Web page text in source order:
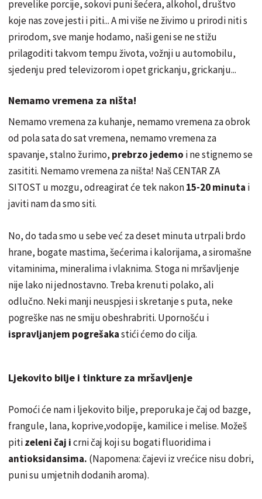
prevelike porcije, sokovi puni šećera, alkohol,društvo
koje nas zove jesti i piti... A mi više ne živimo u prirodi niti s
prirodom, sve manje hodamo, naši geni se ne stižu
prilagoditi takvom tempu života, vožnji u automobilu,
sjedenju pred televizorom i opet grickanju, grickanju...
Nemamo vremena za ništa!
Nemamo vremena za kuhanje, nemamo vremena za obrok
od pola sata do sat vremena, nemamo vremena za
spavanje, stalno žurimo, prebrzo jedemo i ne stignemo se
zasititi. Nemamo vremena za ništa! Naš CENTAR ZA
SITOST u mozgu, odreagirat će tek nakon15-20 minuta i
javiti nam da smo siti.
No, do tada smo u sebe već za deset minuta utrpali brdo
hrane, bogate mastima, šećerimai kalorijama, a siromašne
vitaminima, mineralima i vlaknima. Stoga ni mršavljenje
nije lako ni jednostavno. Treba krenuti polako, ali
odlučno. Neki manji neuspjesi i skretanje s puta, neke
pogreške nas ne smiju obeshrabriti. Upornošću i
ispravljanjem pogrešakastići ćemo do cilja.
Ljekovito bilje i tinkture za mršavljenje
Pomoći će nam i ljekovito bilje, preporuka je čaj od bazge,
frangule, lana, koprive,vodopije, kamilice i melise. Možeš
pitizeleni čaj icrni čaj koji su bogati fluoridima i
antioksidansima. (Napomena: čajevi iz vrećice nisu dobri,
puni su umjetnih dodanih aroma).